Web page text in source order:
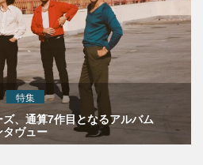
特集
、通算7作目となるアルバム
ヴュー